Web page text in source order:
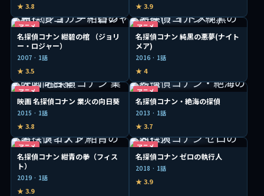
★ 3.8 ★ 3.9
アニメ
名探偵コナン 紺碧の棺 （ジョリ
ー・ロジャー）
2007 · 1話
★ 3.5
アニメ
名探偵コナン 純黒の悪夢(ナイト
メア)
2016 · 1話
★ 4
アニメ
映画 名探偵コナン 業火の向日葵
2015 · 1話
★ 3.8
アニメ
名探偵コナン・絶海の探偵
2013 · 1話
★ 3.7
アニメ
名探偵コナン 紺青の拳（フィス
ト）
2019 · 1話
★ 3.9
アニメ
名探偵コナン ゼロの執行人
2018 · 1話
★ 3.9